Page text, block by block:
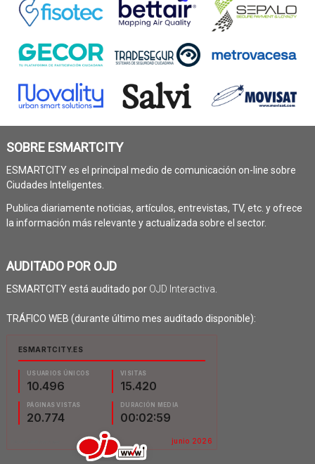
SOBRE ESMARTCITY
ESMARTCITY es el principal medio de comunicación on-line sobre
Ciudades Inteligentes.
Publica diariamente noticias, artículos, entrevistas, TV, etc. y ofrece
la información más relevante y actualizada sobre el sector.
AUDITADO POR OJD
ESMARTCITY está auditado por OJD Interactiva.
TRÁFICO WEB (durante último mes auditado disponible):